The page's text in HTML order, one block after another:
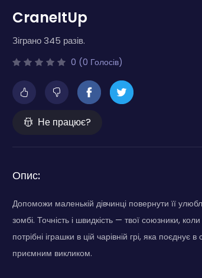
CraneItUp
Зіграно 345 разів.
0 (0 Голосів)
Не працює?
Опис:
Допоможи маленькій дівчинці повернути її
зомбі. Точність і швидкість — твої союзники,
потрібні іграшки в цій чарівній грі, яка поєднує
приємним викликом.